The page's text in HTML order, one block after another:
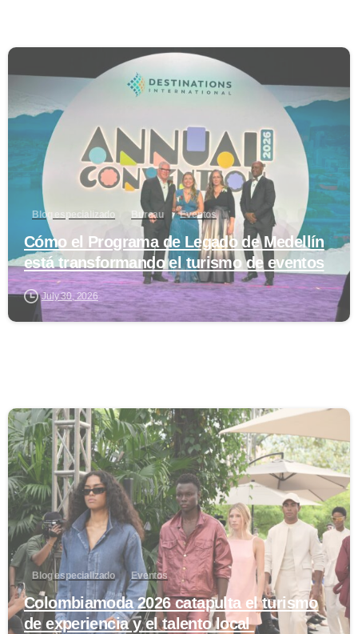
Blog especializado Bureau Eventos
Cómo el Programa de Legado de Medellín
está transformando el turismo de eventos
July 30, 2026
0
Blog especializado Eventos
Colombiamoda 2026 catapulta el turismo
de experiencia y el talento local